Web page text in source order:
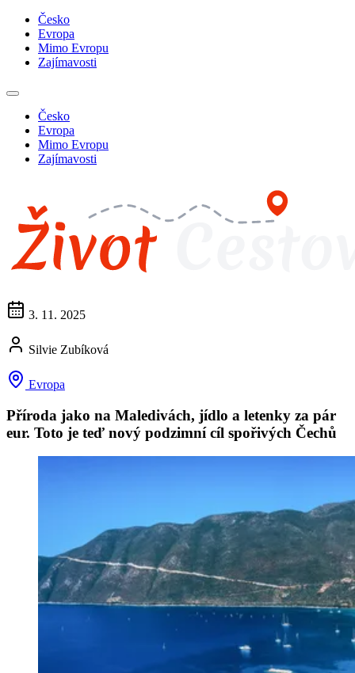
Česko
Evropa
Mimo Evropu
Zajímavosti
Česko
Evropa
Mimo Evropu
Zajímavosti
3. 11. 2025
Silvie Zubíková
Evropa
Příroda jako na Maledivách, jídlo a letenky za pár
eur. Toto je teď nový podzimní cíl spořivých Čechů